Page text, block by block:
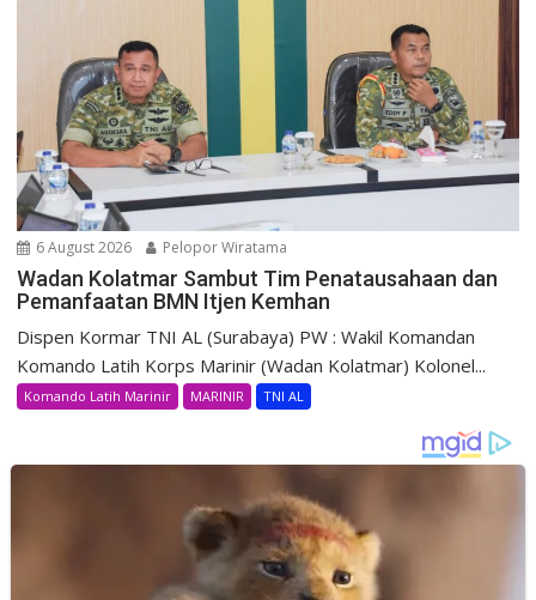
6 August 2026 Pelopor Wiratama
Wadan Kolatmar Sambut Tim Penatausahaan dan
Pemanfaatan BMN Itjen Kemhan
Dispen Kormar TNI AL (Surabaya) PW : Wakil Komandan
Komando Latih Korps Marinir (Wadan Kolatmar) Kolonel...
Komando Latih Marinir MARINIR TNI AL